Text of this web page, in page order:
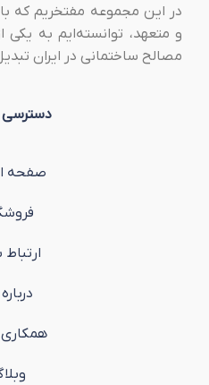
در این مجموعه مفتخریم که
و متعهد، توانسته‌ایم به یکی
مصالح ساختمانی در ایران
صفحه
ارتباط
همکاری